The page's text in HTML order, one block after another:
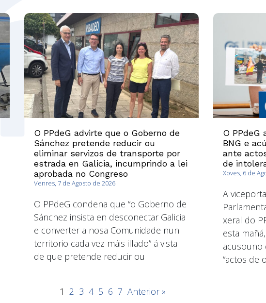
O PPdeG advirte que o Goberno de
Sánchez pretende reducir ou
eliminar servizos de transporte por
estrada en Galicia, incumprindo a lei
aprobada no Congreso
Venres, 7 de Agosto de 2026
O PPdeG condena que “o Goberno de
Sánchez insista en desconectar Galicia
e converter a nosa Comunidade nun
territorio cada vez máis illado” á vista
de que pretende reducir ou
O PPdeG
BNG e
ante
de
Xoves, 6 de
A
xeral do
esta
acusouno
“actos de
1 2 3 4 5 6 7 Anterior »